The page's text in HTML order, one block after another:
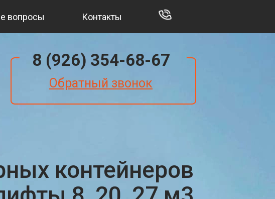
вопросы Контакты
8 (926) 354-68-67
Обратный звонок
контейнеров